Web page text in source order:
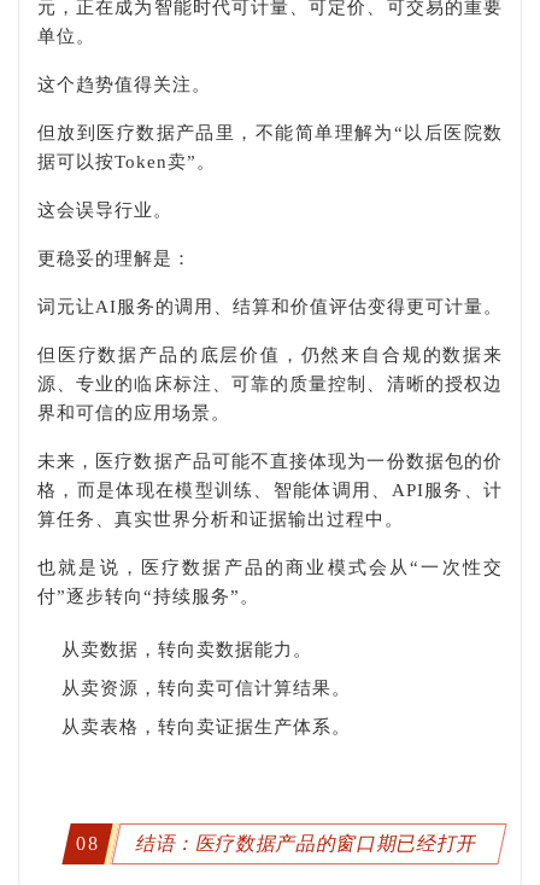
元，正在成为智能时代可计量、可定价、可交易的重要
单位。
这个趋势值得关注。
但放到医疗数据产品里，不能简单理解为“以后医院数
据可以按Token卖”。
这会误导行业。
更稳妥的理解是：
词元让AI服务的调用、结算和价值评估变得更可计量。
但医疗数据产品的底层价值，仍然来自合规的数据来
源、专业的临床标注、可靠的质量控制、清晰的授权边
界和可信的应用场景。
未来，医疗数据产品可能不直接体现为一份数据包的价
格，而是体现在模型训练、智能体调用、API服务、计
算任务、真实世界分析和证据输出过程中。
也就是说，医疗数据产品的商业模式会从“一次性交
付”逐步转向“持续服务”。
从卖数据，转向卖数据能力。
从卖资源，转向卖可信计算结果。
从卖表格，转向卖证据生产体系。
08 结语：医疗数据产品的窗口期已经打开